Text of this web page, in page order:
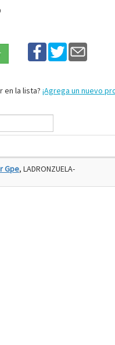
en la lista? ¡Agrega un nuevo
Gpe, LADRONZUELA-